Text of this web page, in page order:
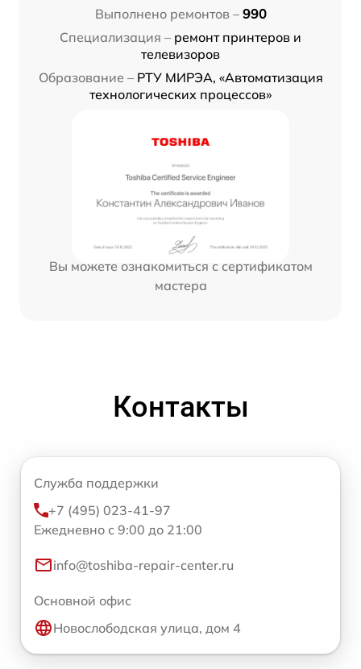
Выполнено ремонтов – 990
Специализация – ремонт принтеров и
телевизоров
Образование – РТУ МИРЭА, «Автоматизация
технологических процессов»
Вы можете ознакомиться с сертификатом
мастера
Контакты
Служба поддержки
+7 (495) 023-41-97
Ежедневно с 9:00 до 21:00
info@toshiba-repair-center.ru
Основной офис
Новослободская улица, дом 4